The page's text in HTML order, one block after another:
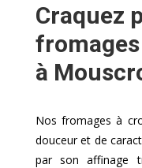
Craquez
à
Nos fromages à
douceur et de
par son affinage